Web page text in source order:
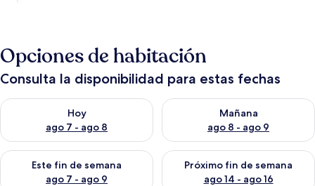
Opciones de habitación
Consulta la disponibilidad para estas fechas
Hoy
ago 7 - ago 8
Consulta la disponibilidad para hoy ago 7 - ago 8
Mañana
ago 8 - ago 9
Consulta la disponibilidad
Este fin de semana
ago 7 - ago 9
Consulta la disponibilidad para este fin de semana ago 7 -
Próximo fin de semana
ago 14 - ago 16
Consulta la disponibilidad